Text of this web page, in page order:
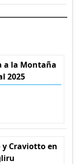
a la Montaña
2025
y Craviotto en